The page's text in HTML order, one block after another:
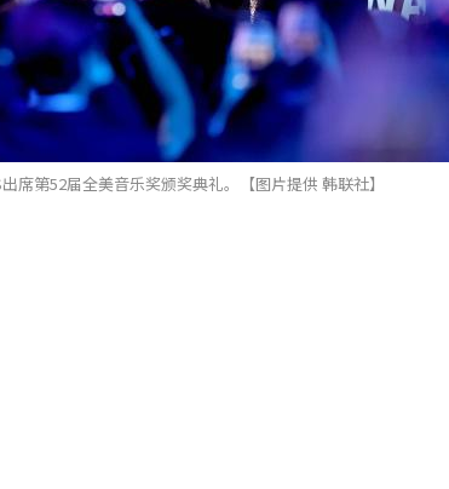
席第52届全美音乐奖颁奖典礼。【图片提供 韩联社】